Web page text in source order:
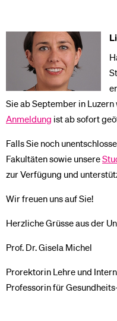
Sie ab September in
Anmeldung ist ab sofort
Falls Sie noch
Fakultäten sowie unsere
zur Verfügung und
Wir freuen uns auf Sie!
Herzliche Grüsse aus der
Prof. Dr. Gisela Michel
Prorektorin Lehre und
Professorin für